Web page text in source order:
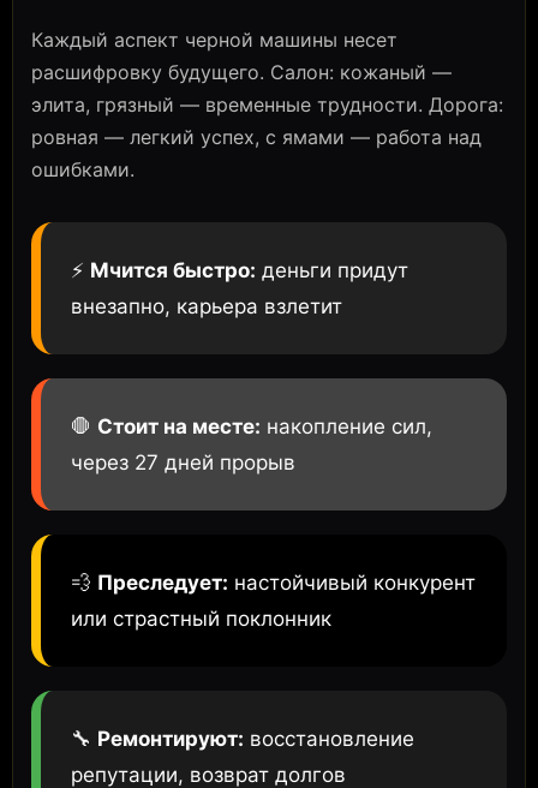
Каждый аспект черной машины несет
расшифровку будущего. Салон: кожаный —
элита, грязный — временные трудности. Дорога:
ровная — легкий успех, с ямами — работа над
ошибками.
⚡ Мчится быстро: деньги придут
внезапно, карьера взлетит
🛑 Стоит на месте: накопление сил,
через 27 дней прорыв
💨 Преследует: настойчивый конкурент
или страстный поклонник
🔧 Ремонтируют: восстановление
репутации, возврат долгов